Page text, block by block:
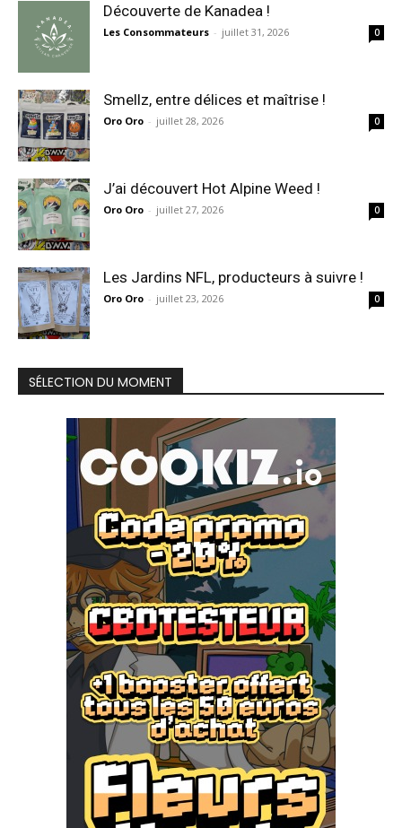
Découverte de Kanadea !
Les Consommateurs - juillet 31, 2026 0
Smellz, entre délices et maîtrise !
Oro Oro - juillet 28, 2026 0
J’ai découvert Hot Alpine Weed !
Oro Oro - juillet 27, 2026 0
Les Jardins NFL, producteurs à suivre !
Oro Oro - juillet 23, 2026 0
SÉLECTION DU MOMENT